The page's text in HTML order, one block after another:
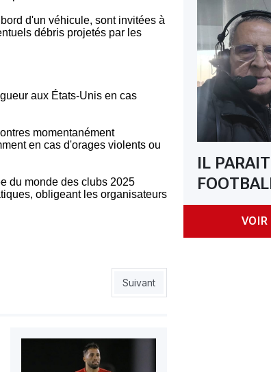
IL
d'un véhicule, sont invitées à
débris projetés par les
aux États-Unis en cas
momentanément
en cas d'orages violents ou
du monde des clubs 2025
obligeant les organisateurs
à Annaba Article suivant : Mondial-2026 :
Suivant